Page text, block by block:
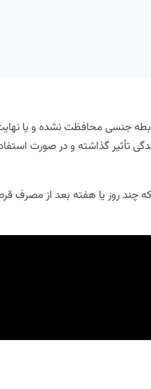
جنسی محافظت نشده و یا
تأثیر گذاشته و در صورت
چند روز یا هفته بعد از مصرف